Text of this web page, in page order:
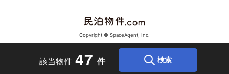
該当物件 47 件 検索
Copyright © SpaceAgent, Inc.